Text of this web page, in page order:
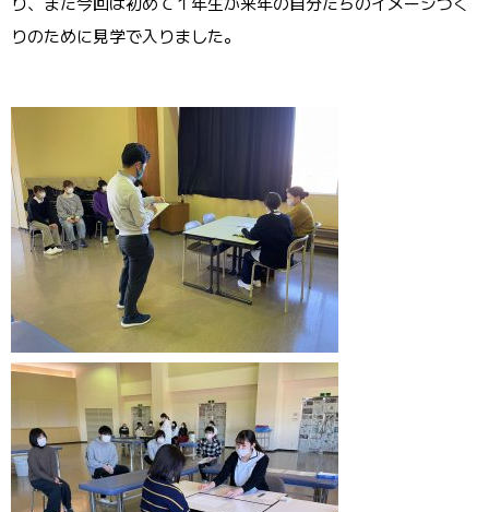
りのために見学で入りました。